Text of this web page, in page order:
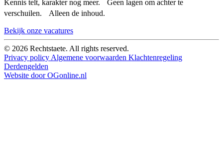
Kennis telt, karakter nog meer. Geen lagen om achter te
verschuilen. Alleen de inhoud.
Bekijk onze vacatures
© 2026 Rechtstaete. All rights reserved.
Privacy policy Algemene voorwaarden Klachtenregeling
Derdengelden
Website door OGonline.nl